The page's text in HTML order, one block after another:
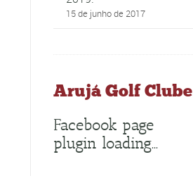
15 de junho de 2017
Arujá Golf Clube
Facebook page
plugin loading...